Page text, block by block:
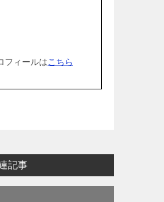
フィールはこちら
記事